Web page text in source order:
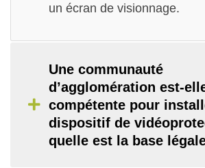
un écran de visionnage.
Une communauté
d’agglomération est-
compétente pour
dispositif de
quelle est la base